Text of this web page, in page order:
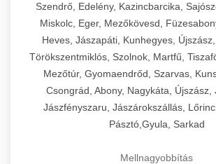
Szendrő, Edelény, Kazincbarcika,
Miskolc, Eger, Mezőkövesd,
Heves, Jászapáti, Kunhegyes, Újszász,
Törökszentmiklós, Szolnok, Martfű,
Mezőtúr, Gyomaendrőd, Szarvas,
Csongrád, Abony, Nagykáta, Újszász,
Jászfényszaru, Jászárokszállás,
Pásztó,Gyula, Sarkad
Mellnagyobbítás